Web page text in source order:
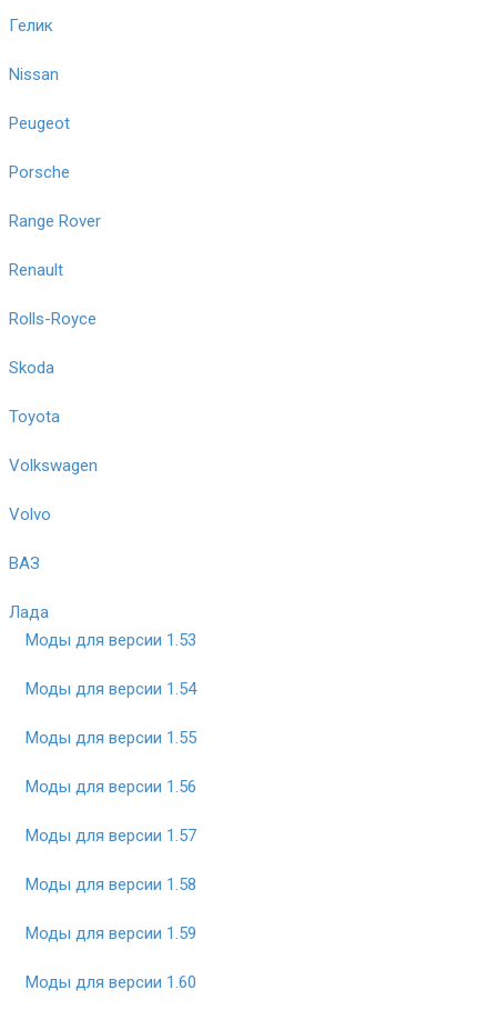
Гелик
Nissan
Peugeot
Porsche
Range Rover
Renault
Rolls-Royce
Skoda
Toyota
Volkswagen
Volvo
ВАЗ
Лада
Моды для версии 1.53
Моды для версии 1.54
Моды для версии 1.55
Моды для версии 1.56
Моды для версии 1.57
Моды для версии 1.58
Моды для версии 1.59
Моды для версии 1.60